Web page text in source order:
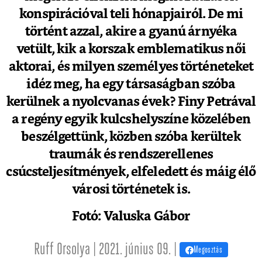
konspirációval teli hónapjairól. De mi
történt azzal, akire a gyanú árnyéka
vetült, kik a korszak emblematikus női
aktorai, és milyen személyes történeteket
idéz meg, ha egy társaságban szóba
kerülnek a nyolcvanas évek? Finy Petrával
a regény egyik kulcshelyszíne közelében
beszélgettünk, közben szóba kerültek
traumák és rendszerellenes
csúcsteljesítmények, elfeledett és máig élő
városi történetek is.
Fotó: Valuska Gábor
Ruff Orsolya | 2021. június 09. | Megosztás